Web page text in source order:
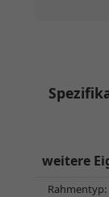
weitere
Rahmentyp: